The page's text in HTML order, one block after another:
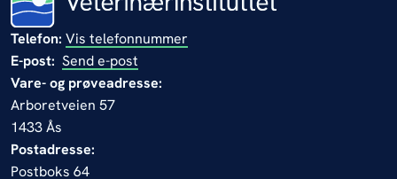
Telefon: Vis telefonnummer
E-post: Send e-post
Vare- og prøveadresse:
Arboretveien 57
1433 Ås
Postadresse:
Postboks 64